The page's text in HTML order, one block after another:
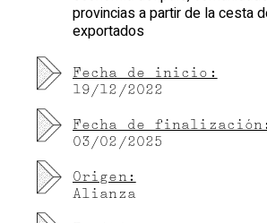
provincias a partir de la cesta
exportados
Fecha de inicio:
19/12/2022
Fecha de
03/02/2025
Origen:
Alianza